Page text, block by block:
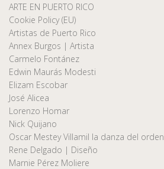
ARTE EN PUERTO RICO
Cookie Policy (EU)
Artistas de Puerto Rico
Annex Burgos | Artista
Carmelo Fontánez
Edwin Maurás Modesti
Elizam Escobar
José Alicea
Lorenzo Homar
Nick Quijano
Oscar Mestey Villamil la danza del orden
Rene Delgado | Diseño
Marnie Pérez Moliere